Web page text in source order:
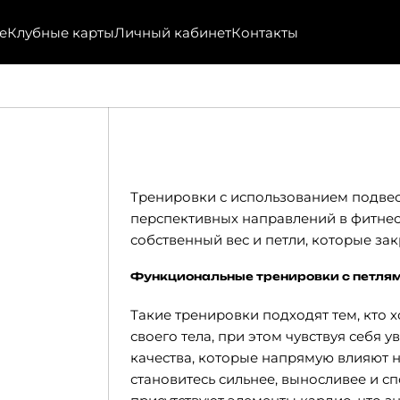
Клубные картыЛичный кабинетКонтакты
Тренировки с использованием
перспективных направлений в
собственный вес и петли, которые
Функциональные тренировки с
Такие тренировки подходят тем, кто
своего тела, при этом чувствуя
качества, которые напрямую влияют
становитесь сильнее, выносливее и